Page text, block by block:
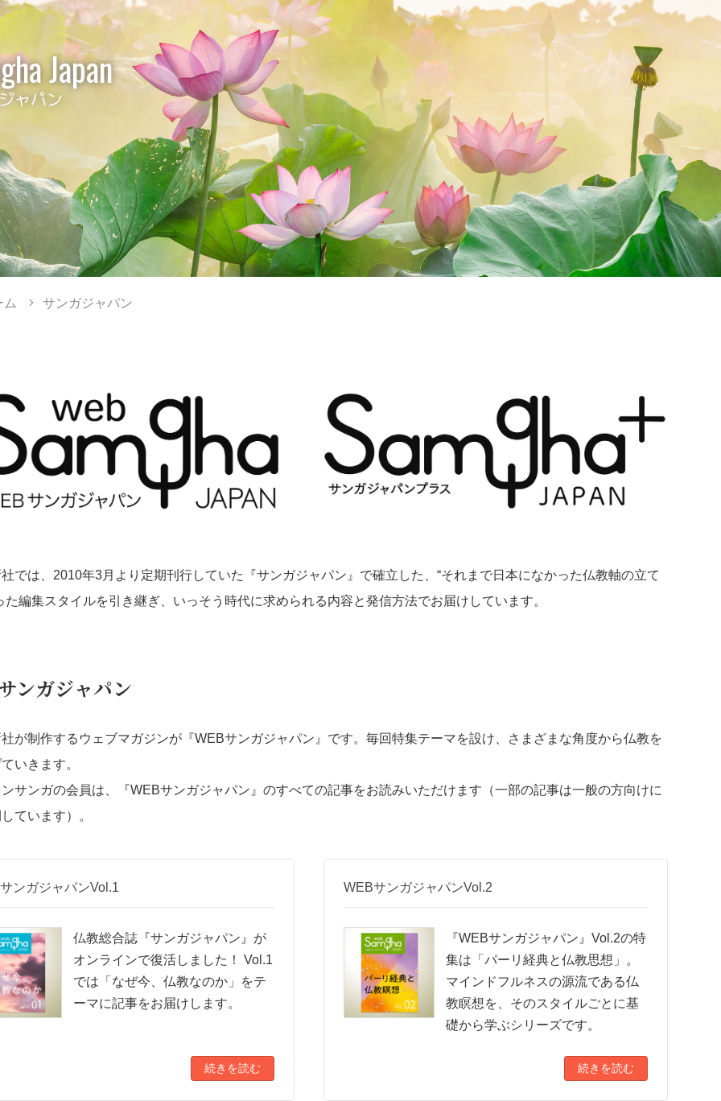
Japan
ャパン
ム サンガジャパン
では、2010年3月より定期刊行していた『サンガジャパン』で確立した、“それまで日本になかった仏教軸の立て
た編集スタイルを引き継ぎ、いっそう時代に求められる内容と発信方法でお届けしています。
ンガジャパン
が制作するウェブマガジンが『WEBサンガジャパン』です。毎回特集テーマを設け、さまざまな角度から仏教を
いきます。
サンガの会員は、『WEBサンガジャパン』のすべての記事をお読みいただけます（一部の記事は一般の方向けに
ています）。
ンガジャパンVol.1
仏教総合誌『サンガジャパン』が
オンラインで復活しました！ Vol.1
では「なぜ今、仏教なのか」をテ
ーマに記事をお届けします。
続きを読む
WEBサンガジャパンVol.2
『WEBサンガジャパン』Vol.2の特
集は「パーリ経典と仏教思想」。
マインドフルネスの源流である仏
教瞑想を、そのスタイルごとに基
礎から学ぶシリーズです。
続きを読む